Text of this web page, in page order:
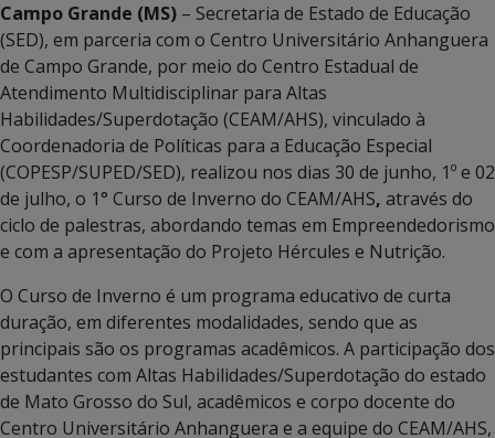
Campo Grande (MS) – Secretaria de Estado de Educação
(SED), em parceria com o Centro Universitário Anhanguera
de Campo Grande, por meio do Centro Estadual de
Atendimento Multidisciplinar para Altas
Habilidades/Superdotação (CEAM/AHS), vinculado à
Coordenadoria de Políticas para a Educação Especial
(COPESP/SUPED/SED), realizou nos dias 30 de junho, 1º e 02
de julho, o 1° Curso de Inverno do CEAM/AHS, através do
ciclo de palestras, abordando temas em Empreendedorismo
e com a apresentação do Projeto Hércules e Nutrição.
O Curso de Inverno é um programa educativo de curta
duração, em diferentes modalidades, sendo que as
principais são os programas acadêmicos. A participação dos
estudantes com Altas Habilidades/Superdotação do estado
de Mato Grosso do Sul, acadêmicos e corpo docente do
Centro Universitário Anhanguera e a equipe do CEAM/AHS,